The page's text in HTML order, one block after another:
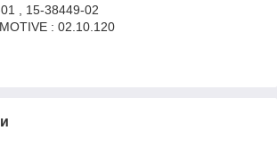
, 15-38449-02
: 02.10.120